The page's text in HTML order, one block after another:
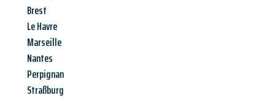
Brest
Le Havre
Marseille
Nantes
Perpignan
Straßburg